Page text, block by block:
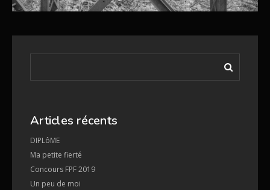
Articles récents
DIPLôME
Ma petite fierté
Concours FPF 2019
Un peu de moi